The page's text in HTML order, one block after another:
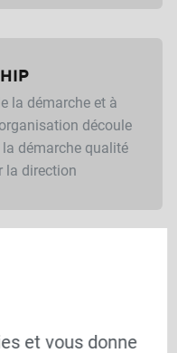
la démarche et à
découle
démarche qualité
la direction
RELATIONS
des parties
performance
et vous donne